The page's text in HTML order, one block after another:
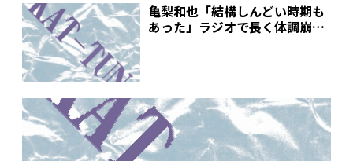
亀梨和也「結構しんどい時期も
あった」ラジオで長く体調崩し